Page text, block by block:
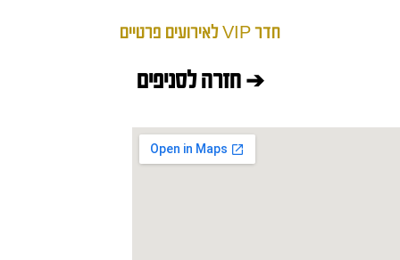
חדר VIP לאירועים פרטיים
➔ חזרה לסניפים